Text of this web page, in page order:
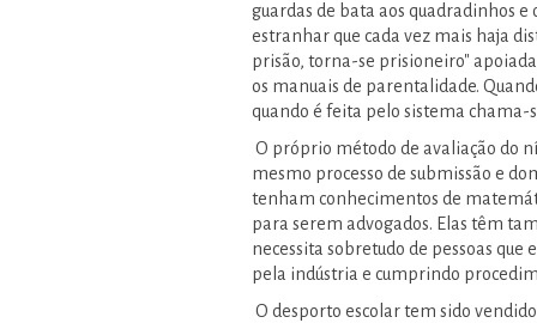
guardas de bata aos quadradinhos
estranhar que cada vez mais haja
prisão, torna-se prisioneiro"
os manuais de parentalidade.
quando é feita pelo sistema chama-
O próprio método de avaliação do
mesmo processo de submissão e
tenham conhecimentos de
para serem advogados. Elas têm
necessita sobretudo de pessoas
pela indústria e cumprindo
O desporto escolar tem sido